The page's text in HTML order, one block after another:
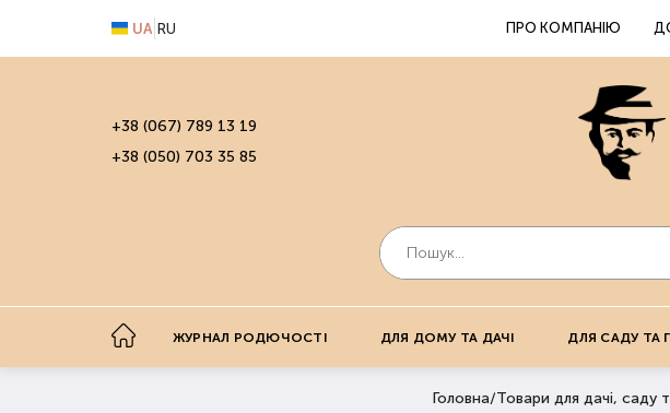
UA RU ПРО КОМПАНІЮ
+38 (067) 789 13 19
+38 (050) 703 35 85
ЖУРНАЛ РОДЮЧОСТІ ДЛЯ ДОМУ ТА ДАЧІ ДЛЯ САДУ ТА
Головна/Товари для дачі, саду